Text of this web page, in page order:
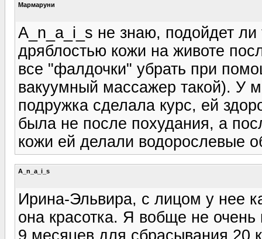
Мармаруни
A_n_a_i_s не знаю, подойдет ли
дряблостью кожи на животе
все "фалдочки" убрать при
вакуумный массажер такой). У
подружка сделала курс, ей
была не после похудания, а
кожи ей делали водорослевые
A_n_a_i_s
Ирина-Эльвира, с лицом у нее
она красотка. Я вобще не
9 месяцев для сбрасывания 20